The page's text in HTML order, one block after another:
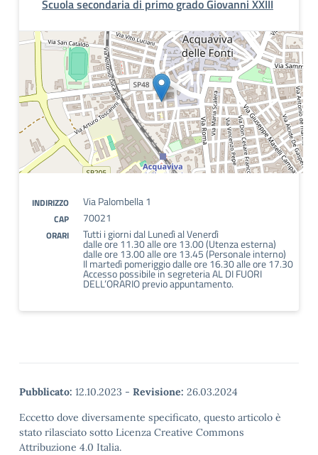
Scuola secondaria di primo grado Giovanni XXIII
INDIRIZZO Via Palombella 1
CAP 70021
ORARI Tutti i giorni dal Lunedì al Venerdì
dalle ore 11.30 alle ore 13.00 (Utenza esterna)
dalle ore 13.00 alle ore 13.45 (Personale interno)
Il martedì pomeriggio dalle ore 16.30 alle ore 17.30
Accesso possibile in segreteria AL DI FUORI
DELL’ORARIO previo appuntamento.
Pubblicato: 12.10.2023 - Revisione: 26.03.2024
Eccetto dove diversamente specificato, questo articolo è
stato rilasciato sotto Licenza Creative Commons
Attribuzione 4.0 Italia.